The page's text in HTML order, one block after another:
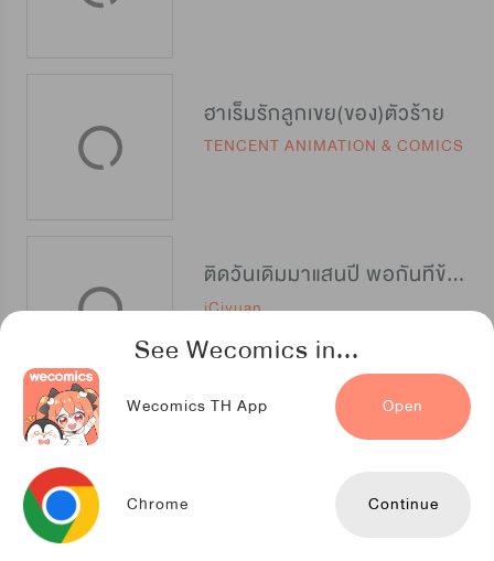
See Wecomics in...
Wecomics TH App Open
Chrome Continue
ฮาเร็มรักลูกเขย(ของ)ตัวร้าย
TENCENT ANIMATION & COMICS
ติดวันเดิมมาแสนปี พอกันทีข้าขอเทพ
iCiyuan
จักรพรรดิดาราทมิฬ